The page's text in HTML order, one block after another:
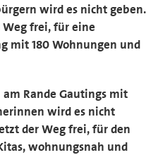
wird es nicht geben.
frei, für eine
mit 180 Wohnungen und
Rande Gautings mit
wird es nicht
der Weg frei, für den
wohnungsnah und